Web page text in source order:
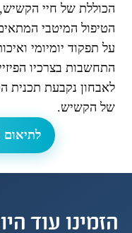
הכוללת של חיי
הטיפול המיטבי
על תפקוד יומיומי
התחשבות בצרכיו
לאבחון נקבעת תכנית
של הקשיש.
הזמינו עוד